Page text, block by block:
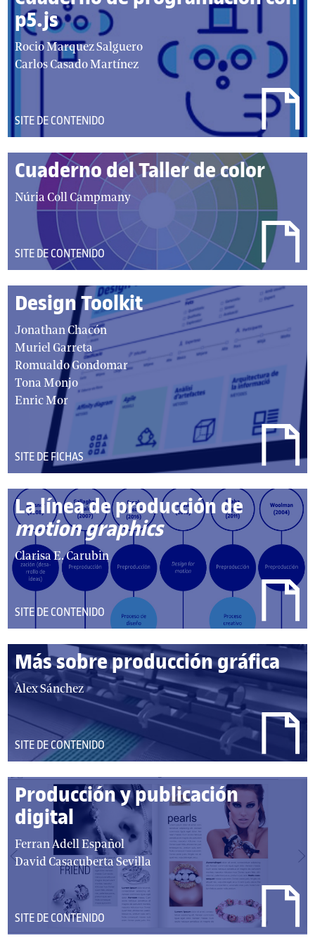
t
o
r
e
p5.js
a
u
r
/
a
u
o
s
Rocio Marquez Salguero
Carlos Casado Martínez
DEL
TIPO:
SITE DE CONTENIDO
Cuaderno del Taller de color
a
o
r
/
a
t
o
r
e
s
Núria Coll Campmany
DEL
TIPO:
SITE DE CONTENIDO
Design Toolkit
a
u
t
o
r
u
t
o
r
e
:
Jonathan Chacón
Muriel Garreta
Romualdo Gondomar
Tona Monjo
Enric Mor
DEL
TIPO:
SITE DE FICHAS
La línea de producción de
motion graphics
a
o
r
/
a
u
t
e
Clarisa E. Carubin
DEL
TIPO:
SITE DE CONTENIDO
Más sobre producción gráfica
a
t
o
r
/
a
u
o
r
:
Àlex Sánchez
DEL
TIPO:
SITE DE CONTENIDO
Producción y publicación
digital
a
u
r
/
Ferran Adell Español
David Casacuberta Sevilla
DEL
TIPO:
SITE DE CONTENIDO